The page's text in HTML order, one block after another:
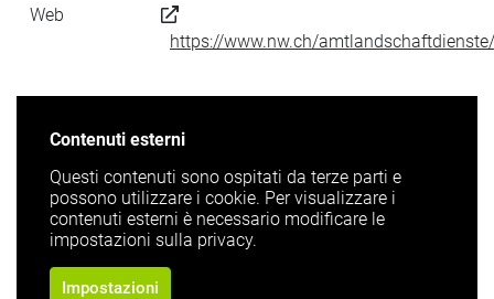
Web
https://www.nw.ch/
Contenuti esterni
Questi contenuti sono ospitati da terze parti e
possono utilizzare i cookie. Per visualizzare i
contenuti esterni è necessario modificare le
impostazioni sulla privacy.
Impostazioni